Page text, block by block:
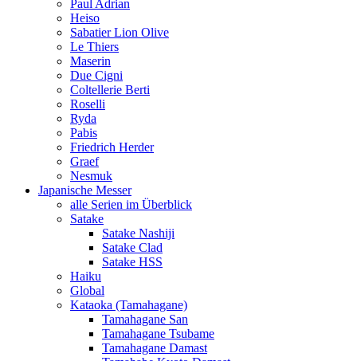
Paul Adrian
Heiso
Sabatier Lion Olive
Le Thiers
Maserin
Due Cigni
Coltellerie Berti
Roselli
Ryda
Pabis
Friedrich Herder
Graef
Nesmuk
Japanische Messer
alle Serien im Überblick
Satake
Satake Nashiji
Satake Clad
Satake HSS
Haiku
Global
Kataoka (Tamahagane)
Tamahagane San
Tamahagane Tsubame
Tamahagane Damast